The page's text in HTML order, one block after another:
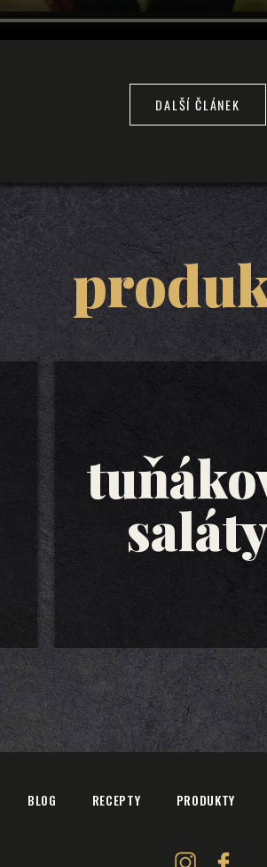
DALŠÍ ČLÁNEK
BLOG RECEPTY PRODUKTY